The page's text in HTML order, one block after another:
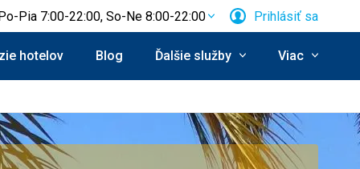
Pia 7:00-22:00, So-Ne 8:00-22:00 Prihlásiť sa
hotelov Blog Ďalšie služby Viac